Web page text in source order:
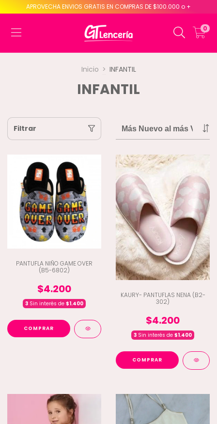
APROVECHA ENVIOS GRATIS EN COMPRAS DE $100.000 o +
0
Inicio > INFANTIL
INFANTIL
Filtrar
PANTUFLA NIÑO GAME OVER
(B5-6802)
$4.200
3 Sin interés de $1.400
COMPRAR
KAURY- PANTUFLAS NENA (B2-
302)
$4.200
3 Sin interés de $1.400
COMPRAR